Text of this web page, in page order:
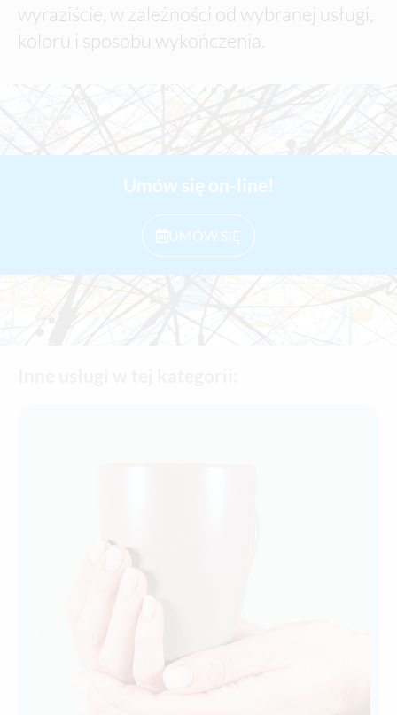
wyraziście, w zależności od wybranej usługi,
koloru i sposobu wykończenia.
Umów się on-line!
UMÓW SIĘ